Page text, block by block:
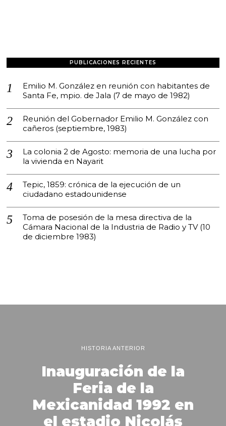
PUBLICACIONES RECIENTES
Emilio M. González en reunión con habitantes de
Santa Fe, mpio. de Jala (7 de mayo de 1982)
Reunión del Gobernador Emilio M. González con
cañeros (septiembre, 1983)
La colonia 2 de Agosto: memoria de una lucha por
la vivienda en Nayarit
Tepic, 1859: crónica de la ejecución de un
ciudadano estadounidense
Toma de posesión de la mesa directiva de la
Cámara Nacional de la Industria de Radio y TV (10
de diciembre 1983)
HISTORIA ANTERIOR
Inauguración de la
Feria de la
Mexicanidad 1992 en
el estadio Nicolás